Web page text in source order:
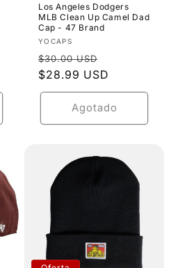
Los Angeles Dodgers
MLB Clean Up Camel Dad
Cap - 47 Brand
Proveedor:
YOCAPS
Precio
habitual
$30.00 USD
de
oferta
$28.99 USD
Agotado